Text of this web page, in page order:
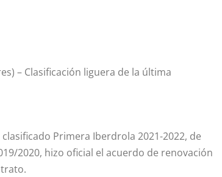
– Clasificación liguera de la última
Primera Iberdrola 2021-2022, de
2020, hizo oficial el acuerdo de renovación